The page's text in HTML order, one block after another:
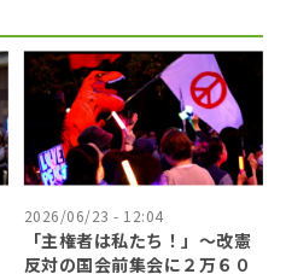
2026/06/23 - 12:04
「主権者は私たち！」〜改憲
反対の国会前集会に２万６０